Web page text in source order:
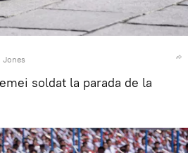
Jones
soldat la parada de la